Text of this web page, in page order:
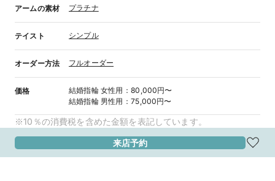
アームの素材 プラチナ
テイスト シンプル
オーダー方法 フルオーダー
価格 結婚指輪 女性用 ：80,000円〜
結婚指輪 男性用 ：75,000円〜
※10％の消費税を含めた金額を表記しています。
来店予約